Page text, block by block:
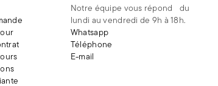
Notre équipe vous répond du
lundi au vendredi de 9h à 18h.
Whatsapp
Téléphone
E-mail